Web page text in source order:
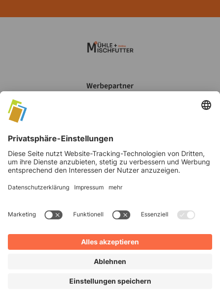
Werbepartner
Datenschutz
AGB's